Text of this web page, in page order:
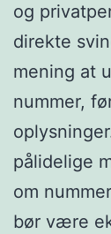
og
direkte
mening at
nummer,
pålidelige
om
bør være